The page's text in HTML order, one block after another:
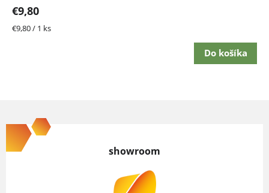
€9,80
Jednotková
€9,80 / 1 ks
Do košíka
á
p
showroom